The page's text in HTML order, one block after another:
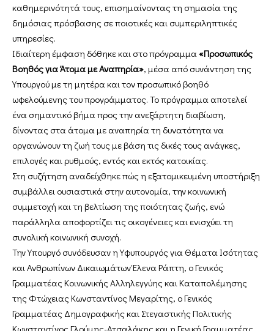
καθημερινότητά τους, επισημαίνοντας τη σημασία της
δημόσιας πρόσβασης σε ποιοτικές και συμπεριληπτικές
υπηρεσίες.
Ιδιαίτερη έμφαση δόθηκε και στο πρόγραμμα «Προσωπικός
Βοηθός για Άτομα με Αναπηρία», μέσα από συνάντηση της
Υπουργού με τη μητέρα και τον προσωπικό βοηθό
ωφελούμενης του προγράμματος. Το πρόγραμμα αποτελεί
ένα σημαντικό βήμα προς την ανεξάρτητη διαβίωση,
δίνοντας στα άτομα με αναπηρία τη δυνατότητα να
οργανώνουν τη ζωή τους με βάση τις δικές τους ανάγκες,
επιλογές και ρυθμούς, εντός και εκτός κατοικίας.
Στη συζήτηση αναδείχθηκε πώς η εξατομικευμένη υποστήριξη
συμβάλλει ουσιαστικά στην αυτονομία, την κοινωνική
συμμετοχή και τη βελτίωση της ποιότητας ζωής, ενώ
παράλληλα αποφορτίζει τις οικογένειες και ενισχύει τη
συνολική κοινωνική συνοχή.
Την Υπουργό συνόδευσαν η Υφυπουργός για Θέματα Ισότητας
και Ανθρωπίνων Δικαιωμάτων Έλενα Ράπτη, ο Γενικός
Γραμματέας Κοινωνικής Αλληλεγγύης και Καταπολέμησης
της Φτώχειας Κωνσταντίνος Μεγαρίτης, ο Γενικός
Γραμματέας Δημογραφικής και Στεγαστικής Πολιτικής
Κωνσταντίνος Γλούμης-Ατσαλάκης και η Γενική Γραμματέας